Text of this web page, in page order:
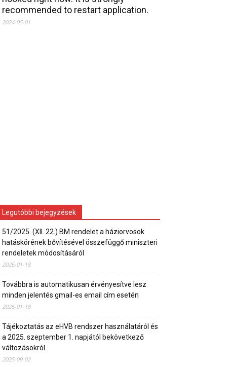
recommended to restart application.
2024-05-01
Legutóbbi bejegyzések
51/2025. (XII. 22.) BM rendelet a háziorvosok
hatáskörének bővítésével összefüggő miniszteri
rendeletek módosításáról
2026-01-18
Továbbra is automatikusan érvényesítve lesz
minden jelentés gmail-es email cím esetén
2026-01-18
Tájékoztatás az eHVB rendszer használatáról és
a 2025. szeptember 1. napjától bekövetkező
változásokról
2025-09-02